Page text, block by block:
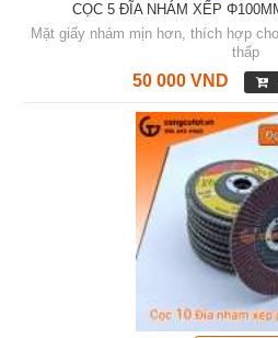
CỌC 5 ĐĨA NHÁM XẾP
Mặt giấy nhám mịn hơn, thích hợp
thấp
50 000 VND